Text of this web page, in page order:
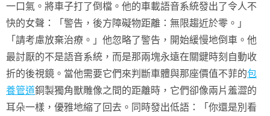
一口氣。將車子打了倒檔。他的車載語音系統發出了令人不
快的女聲：「警告，後方障礙物距離：無限趨近於零。」
「請考慮放棄治療。」他忽略了警告，開始緩慢地倒車。他
最討厭的不是語音系統，而是那兩塊永遠在關鍵時刻自動收
折的後視鏡。當他需要它們來判斷車體與那座價值不菲的包
養管道銅製獨角獸雕像之間的距離時，它們卻像兩片羞澀的
耳朵一樣，優雅地縮了回去。同時發出低語：「你還是別看